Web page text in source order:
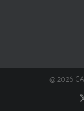
@ 2026